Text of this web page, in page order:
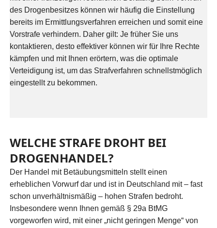
des Drogenbesitzes können wir häufig die Einstellung
bereits im Ermittlungsverfahren erreichen und somit eine
Vorstrafe verhindern. Daher gilt: Je früher Sie uns
kontaktieren, desto effektiver können wir für Ihre Rechte
kämpfen und mit Ihnen erörtern, was die optimale
Verteidigung ist, um das Strafverfahren schnellstmöglich
eingestellt zu bekommen.
WELCHE STRAFE DROHT BEI
DROGENHANDEL?
Der Handel mit Betäubungsmitteln stellt einen
erheblichen Vorwurf dar und ist in Deutschland mit – fast
schon unverhältnismäßig – hohen Strafen bedroht.
Insbesondere wenn Ihnen gemäß § 29a BtMG
vorgeworfen wird, mit einer „nicht geringen Menge“ von